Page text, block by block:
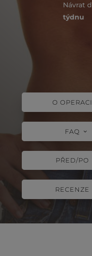
Návrat
týdnu
O OPERACI
FAQ
PŘED/PO
RECENZE